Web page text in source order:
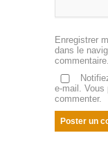
Enregistrer
dans le
commentaire.
e-mail. Vous
commenter.